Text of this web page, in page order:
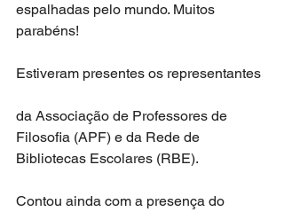
espalhadas pelo mundo. Muitos
parabéns!
Estiveram presentes os representantes
da Associação de Professores de
Filosofia (APF) e da Rede de
Bibliotecas Escolares (RBE).
Contou ainda com a presença do